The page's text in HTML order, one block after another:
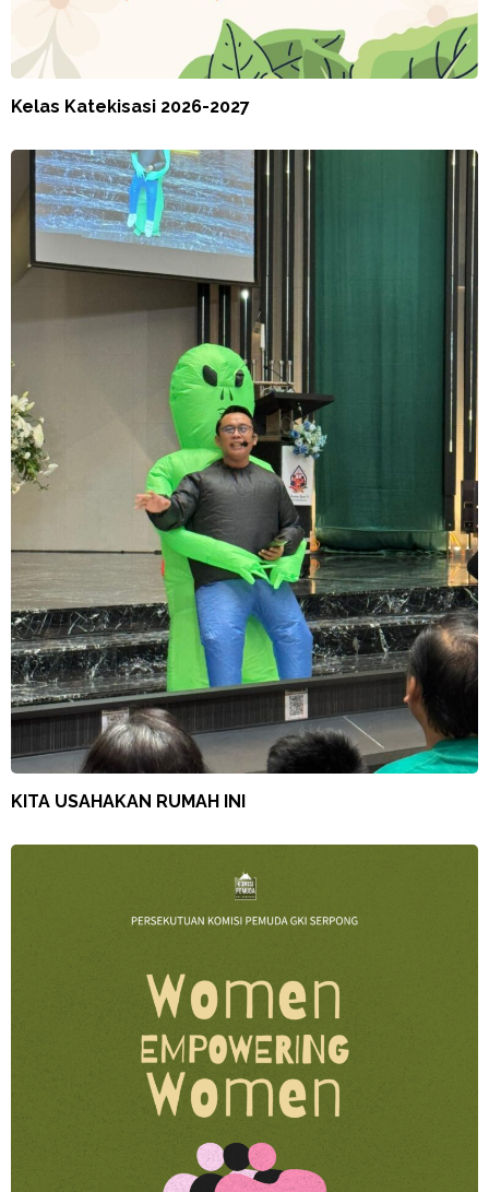
Kelas Katekisasi 2026-2027
KITA USAHAKAN RUMAH INI